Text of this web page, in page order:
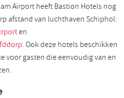
Airport heeft Bastion Hotels nog
afstand van luchthaven Schiphol:
en
. Ook deze hotels beschikken
voor gasten die eenvoudig van en